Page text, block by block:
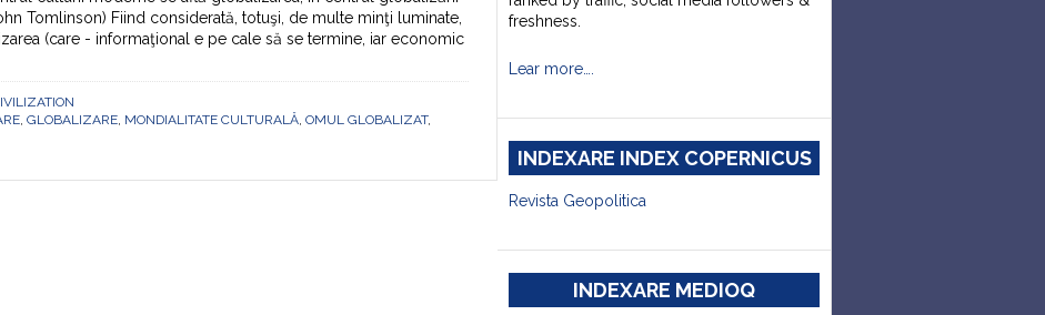
Tomlinson) Fiind considerată, totuşi, de multe minţi luminate,
(care - informaţional e pe cale să se termine, iar economic
, GLOBALIZARE, MONDIALITATE CULTURALĂ, OMUL GLOBALIZAT,
freshness.
Lear more….
INDEXARE INDEX COPERNICUS
Revista Geopolitica
INDEXARE MEDIOQ